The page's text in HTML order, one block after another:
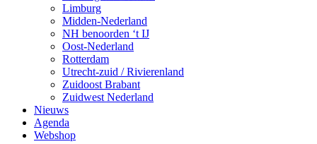
Limburg
Midden-Nederland
NH benoorden ‘t IJ
Oost-Nederland
Rotterdam
Utrecht-zuid / Rivierenland
Zuidoost Brabant
Zuidwest Nederland
Nieuws
Agenda
Webshop